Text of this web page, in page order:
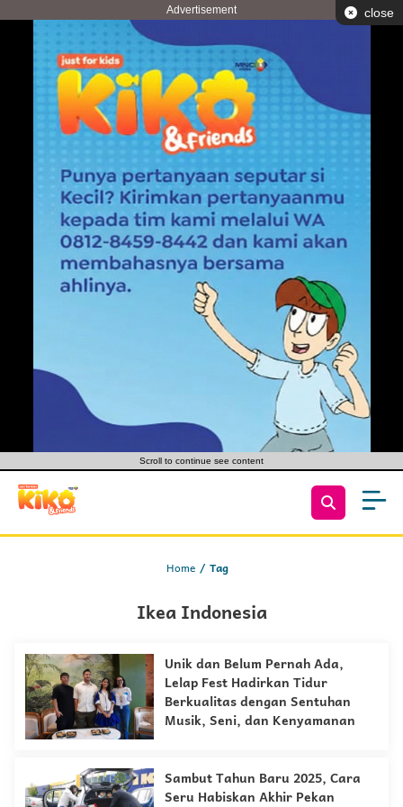
Advertisement close
Scroll to continue see content
Home Tag
Ikea Indonesia
Unik dan Belum Pernah Ada,
Lelap Fest Hadirkan Tidur
Berkualitas dengan Sentuhan
Musik, Seni, dan Kenyamanan
Sambut Tahun Baru 2025, Cara
Seru Habiskan Akhir Pekan